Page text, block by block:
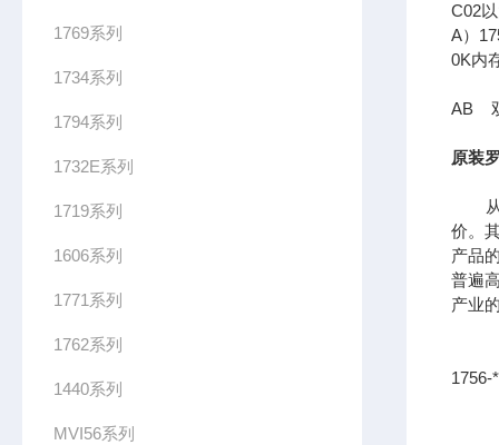
1769系列
1734系列
1794系列
1732E系列
1719系列
1606系列
1771系列
1762系列
1440系列
MVI56系列
C02
A）
0K内
AB
原装
从供
价。
产品
普遍
产业
1756-